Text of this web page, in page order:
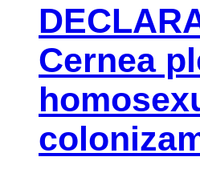
Cernea